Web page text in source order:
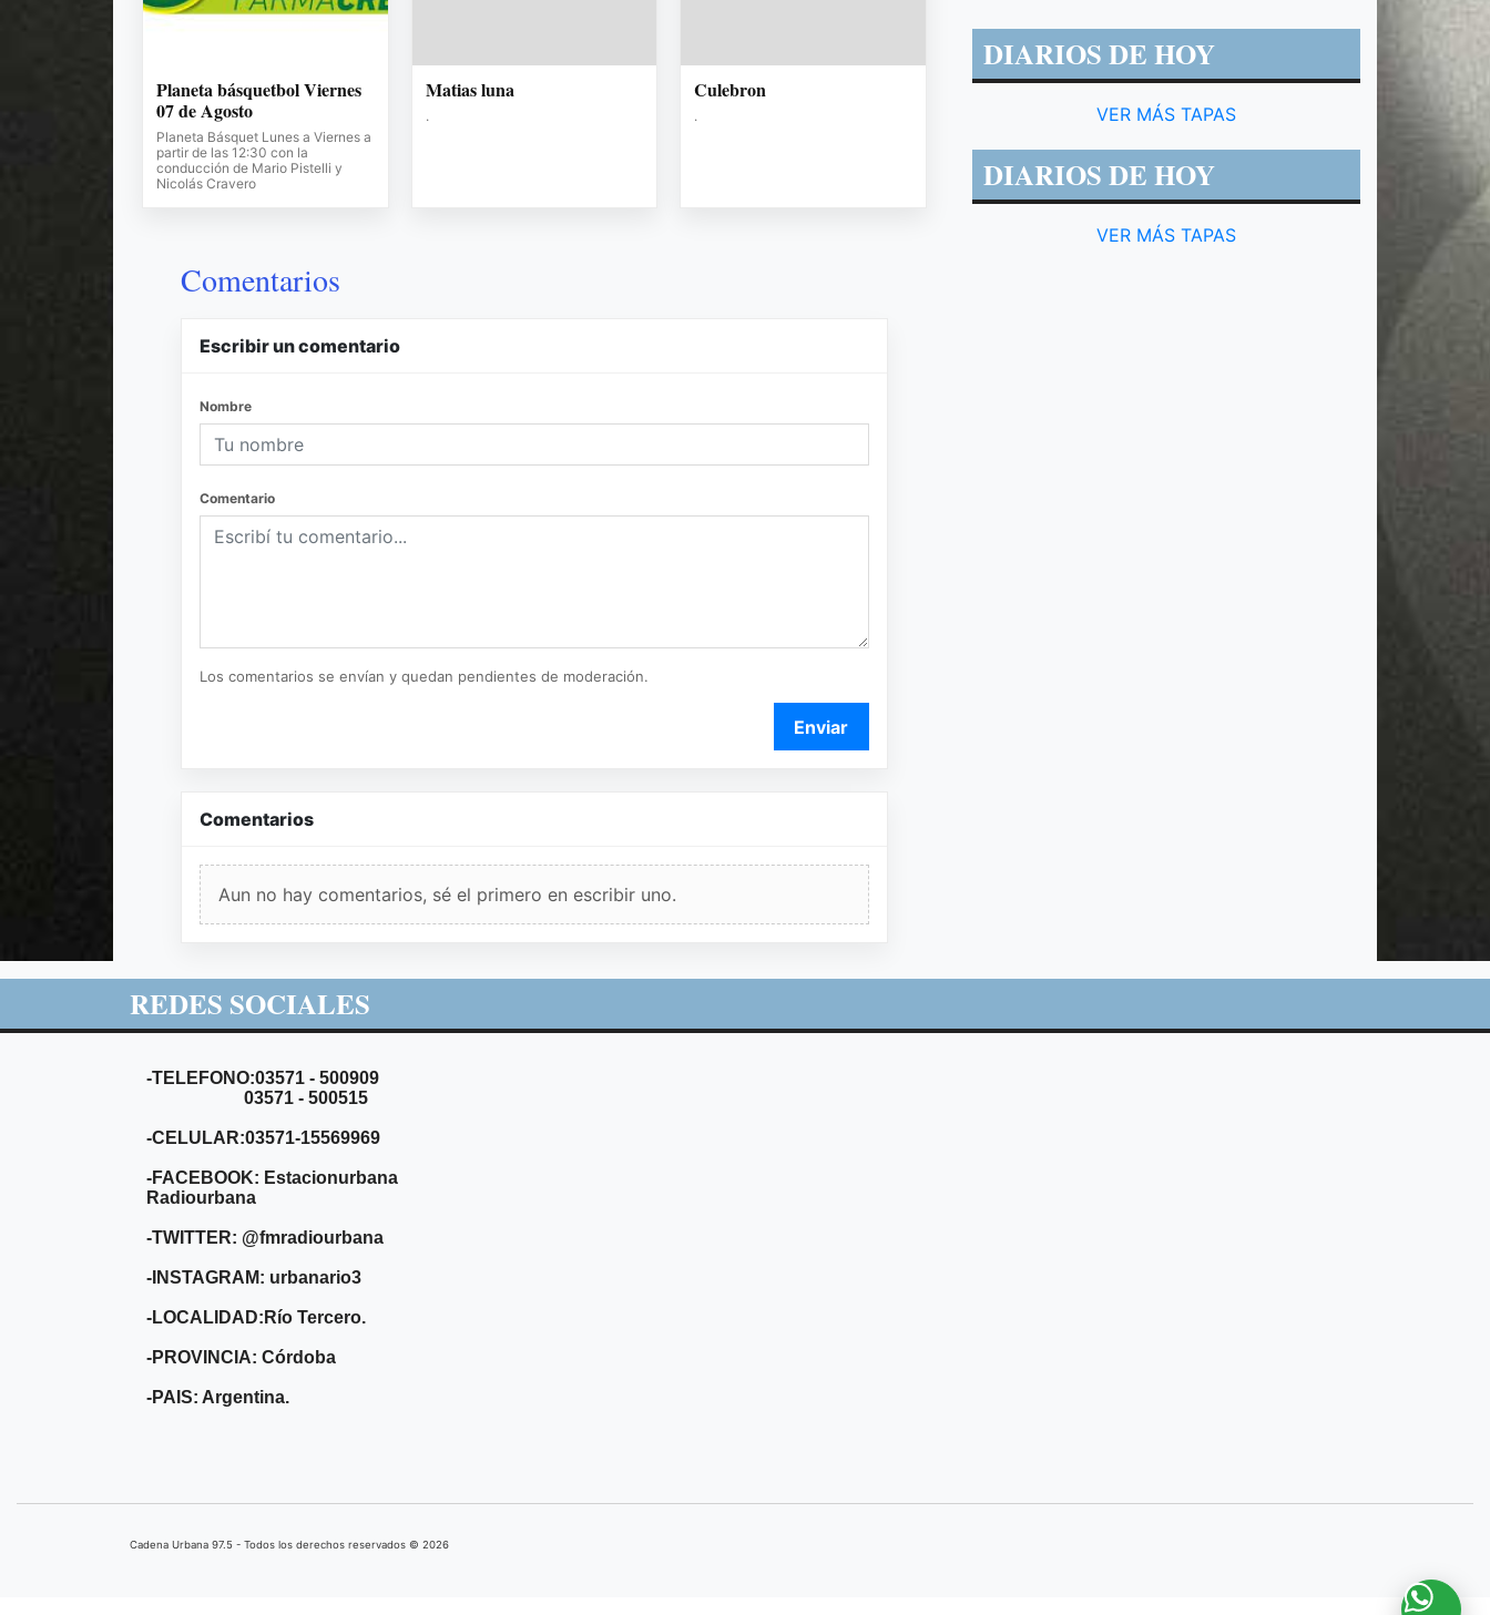
Planeta básquetbol Viernes
07 de Agosto
Planeta Básquet Lunes a Viernes a
partir de las 12:30 con la
conducción de Mario Pistelli y
Nicolás Cravero
Matias luna
.
Culebron
.
Comentarios
Escribir un comentario
Nombre
Comentario
Los comentarios se envían y quedan pendientes de moderación.
Enviar
Comentarios
Aun no hay comentarios, sé el primero en escribir uno.
DIARIOS DE HOY
VER MÁS TAPAS
DIARIOS DE HOY
VER MÁS TAPAS
REDES SOCIALES
-TELEFONO:03571 - 500909
03571 - 500515
-CELULAR:03571-15569969
-FACEBOOK: Estacionurbana
Radiourbana
-TWITTER: @fmradiourbana
-INSTAGRAM: urbanario3
-LOCALIDAD:Río Tercero.
-PROVINCIA: Córdoba
-PAIS: Argentina.
Cadena Urbana ​97.5 - Todos los derechos reservados © 2026